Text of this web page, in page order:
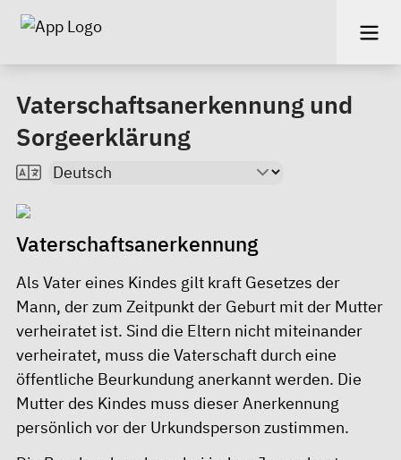
Vaterschaftsanerkennung und
Sorgeerklärung
Vaterschaftsanerkennung
Als Vater eines Kindes gilt kraft Gesetzes der
Mann, der zum Zeitpunkt der Geburt mit der Mutter
verheiratet ist. Sind die Eltern nicht miteinander
verheiratet, muss die Vaterschaft durch eine
öffentliche Beurkundung anerkannt werden. Die
Mutter des Kindes muss dieser Anerkennung
persönlich vor der Urkundsperson zustimmen.